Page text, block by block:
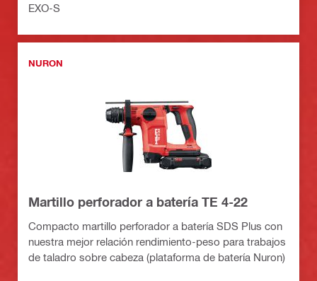
EXO-S
NURON
Martillo perforador a batería TE 4-22
Compacto martillo perforador a batería SDS Plus con
nuestra mejor relación rendimiento-peso para trabajos
de taladro sobre cabeza (plataforma de batería Nuron)